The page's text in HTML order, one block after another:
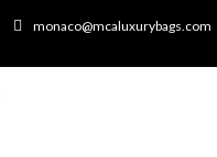
monaco@mcaluxurybags.com